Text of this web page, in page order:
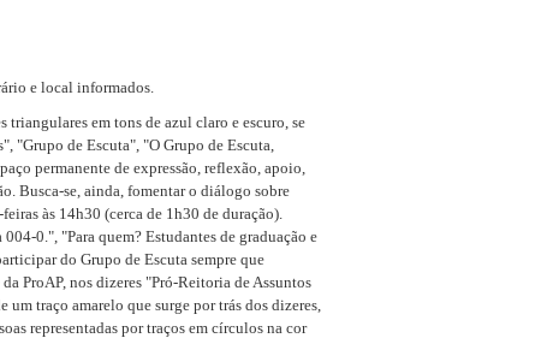
e local informados.
em tons de azul claro e escuro, se
"Grupo de Escuta", "O Grupo de Escuta,
permanente de expressão, reflexão, apoio,
Busca-se, ainda, fomentar o diálogo sobre
às 14h30 (cerca de 1h30 de duração).
0.", "Para quem? Estudantes de graduação e
do Grupo de Escuta sempre que
ProAP, nos dizeres "Pró-Reitoria de Assuntos
traço amarelo que surge por trás dos dizeres,
representadas por traços em círculos na cor